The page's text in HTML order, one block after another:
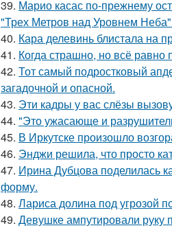
39. Марио касас по-прежнему
"Трех Метров над Уровнем
40. Кара делевинь блистала на
41. Когда страшно, но всё
42. Тот самый подростковый
загадочной и опасной.
43. Эти кадры у вас слёзы
44. "Это ужасающе и
45. В Иркутске произошло
46. Энджи решила, что просто
47. Ирина Дубцова поделилась
форму.
48. Лариса долина под угрозой
49. Девушке ампутировали руку